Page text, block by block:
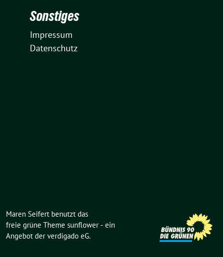
Sonstiges
Impressum
Datenschutz
Maren Seifert benutzt das
freie grüne Theme sunflower ‐ ein
Angebot der verdigado eG.